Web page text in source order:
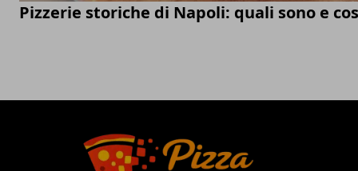
Pizzerie storiche di Napoli: quali sono e